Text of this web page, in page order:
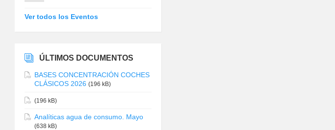
Ver todos los Eventos
ÚLTIMOS DOCUMENTOS
BASES CONCENTRACIÓN COCHES
CLÁSICOS 2026 (196 kB)
(196 kB)
Analíticas agua de consumo. Mayo
(638 kB)